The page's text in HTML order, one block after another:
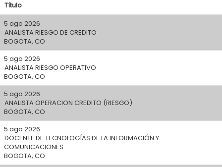
Título
5 ago 2026
ANALISTA RIESGO DE CREDITO
BOGOTA, CO
5 ago 2026
ANALISTA RIESGO OPERATIVO
BOGOTA, CO
5 ago 2026
ANALISTA OPERACION CREDITO (RIESGO)
BOGOTA, CO
5 ago 2026
DOCENTE DE TECNOLOGÍAS DE LA INFORMACIÓN Y
COMUNICACIONES
BOGOTA, CO